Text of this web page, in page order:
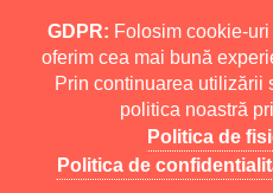
NEWSLETTER
INFORMATII
RETURNARI
POLITICA DE
MAI
GDPR: Folosim cookie-
oferim cea mai bună
Prin continuarea utilizării
politica noastră
Politica de
Politica de